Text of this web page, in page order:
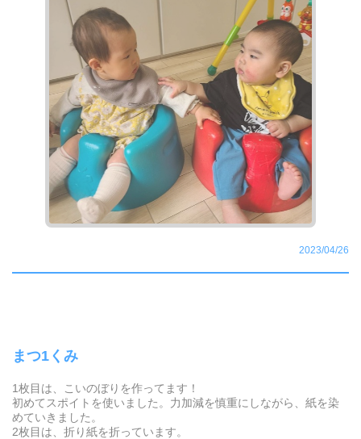
2023/04/26
まつ1くみ
1枚目は、こいのぼりを作ってます！
初めてスポイトを使いました。力加減を慎重にしながら、紙を染
めていきました。
2枚目は、折り紙を折っています。